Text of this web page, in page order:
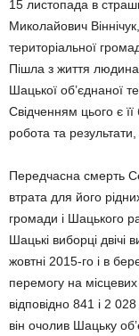
15 листопада в
Миколайович
територіальної
Пішла з життя
Шацької об’єднаної
Свідченням цього є її
робота та результати,
Передчасна смерть
втрата для його
громади і Шацького
Шацькі виборці двічі
жовтні 2015-го і в
перемогу на
відповідно 841 і 2
він очолив Шацьку